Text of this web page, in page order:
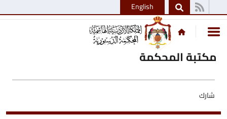
English
مكتبة المحكمة
شارك